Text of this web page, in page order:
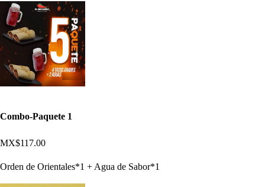
Combo-Paquete 1
MX$117.00
Orden de Orientales*1 + Agua de Sabor*1